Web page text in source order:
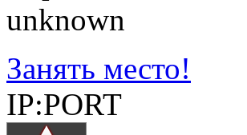
unknown
Занять место!
IP:PORT